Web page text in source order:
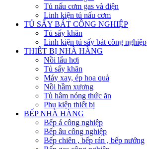
Tủ nấu cơm gas và điện
Linh kiện tủ nấu cơm
TỦ SẤY BÁT CÔNG NGHIỆP
Tủ sấy khăn
Linh kiện tủ sấy bát công nghiệp
THIẾT BỊ NHÀ HÀNG
Nồi lẩu hơi
Tủ sấy khăn
Máy xay, ép hoa quả
Nồi hầm xương
Tủ hâm nóng thức ăn
Phụ kiện thiết bị
BẾP NHÀ HÀNG
Bếp á công nghiệp
Bếp âu công nghiệp
Bếp chiên , bếp rán , bếp nướng